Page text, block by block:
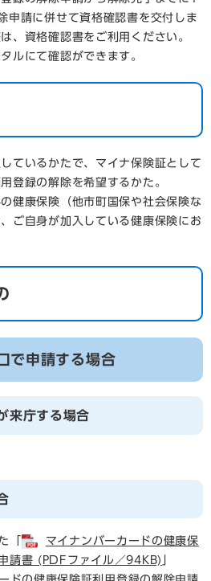
申請に併せて資格確認書を交付しま
、資格確認書をご利用ください。
ルにて確認ができます。
ているかたで、マイナ保険証として
登録の解除を希望するかた。
健康保険（他市町国保や社会保険な
ご自身が加入している健康保険にお
で申請する場合
来庁する場合
「
マイナンバーカードの健康保
請書 (PDFファイル／94KB)